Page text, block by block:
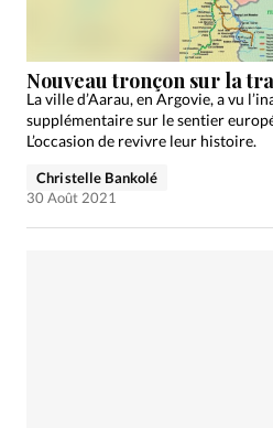
Édition: Internationale
Devise:CHF
RUBRIQUES
Actualité internationale
Dossier
Eglises Foi
Nouveau tronçon sur la
La ville d’Aarau, en Argovie, a vu
supplémentaire sur le sentier
L’occasion de revivre leur histoire.
Christelle Bankolé
30 Août 2021